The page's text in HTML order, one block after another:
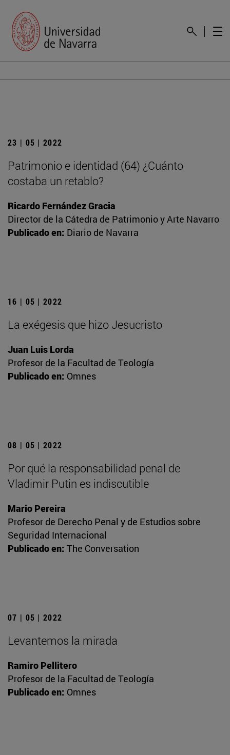
23 | 05 | 2022
Patrimonio e identidad (64) ¿Cuánto
costaba un retablo?
Ricardo Fernández Gracia
Director de la Cátedra de Patrimonio y Arte Navarro
Publicado en: Diario de Navarra
16 | 05 | 2022
La exégesis que hizo Jesucristo
Juan Luis Lorda
Profesor de la Facultad de Teología
Publicado en: Omnes
08 | 05 | 2022
Por qué la responsabilidad penal de
Vladimir Putin es indiscutible
Mario Pereira
Profesor de Derecho Penal y de Estudios sobre
Seguridad Internacional
Publicado en: The Conversation
07 | 05 | 2022
Levantemos la mirada
Ramiro Pellitero
Profesor de la Facultad de Teología
Publicado en: Omnes